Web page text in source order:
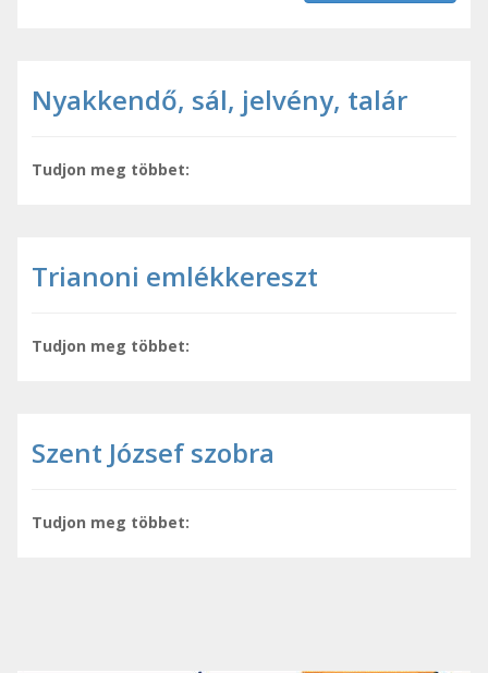
Nyakkendő, sál, jelvény, talár
Tudjon meg többet:
Trianoni emlékkereszt
Tudjon meg többet:
Szent József szobra
Tudjon meg többet: